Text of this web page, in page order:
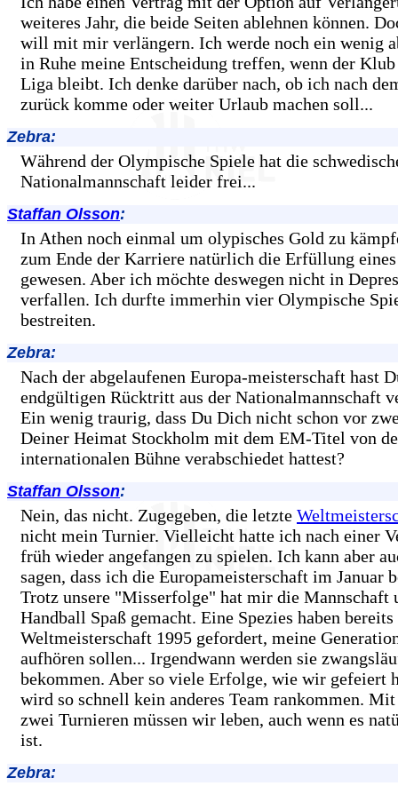
weiteres Jahr, die beide Seiten ablehnen können.
will mit mir verlängern. Ich werde noch ein wenig
in Ruhe meine Entscheidung treffen, wenn der
Liga bleibt. Ich denke darüber nach, ob ich nach
zurück komme oder weiter Urlaub machen soll...
Zebra:
Während der Olympische Spiele hat die
Nationalmannschaft leider frei...
Staffan Olsson:
In Athen noch einmal um olypisches Gold zu
zum Ende der Karriere natürlich die Erfüllung
gewesen. Aber ich möchte deswegen nicht in
verfallen. Ich durfte immerhin vier Olympische
bestreiten.
Zebra:
Nach der abgelaufenen Europa-meisterschaft hast
endgültigen Rücktritt aus der Nationalmannschaft
Ein wenig traurig, dass Du Dich nicht schon vor
Deiner Heimat Stockholm mit dem EM-Titel von
internationalen Bühne verabschiedet hattest?
Staffan Olsson:
Nein, das nicht. Zugegeben, die letzte
nicht mein Turnier. Vielleicht hatte ich nach einer
früh wieder angefangen zu spielen. Ich kann aber
sagen, dass ich die Europameisterschaft im Januar
Trotz unsere "Misserfolge" hat mir die Mannschaft
Handball Spaß gemacht. Eine Spezies haben bereits
Weltmeisterschaft 1995 gefordert, meine
aufhören sollen... Irgendwann werden sie
bekommen. Aber so viele Erfolge, wie wir gefeiert
wird so schnell kein anderes Team rankommen.
zwei Turnieren müssen wir leben, auch wenn es
ist.
Zebra: